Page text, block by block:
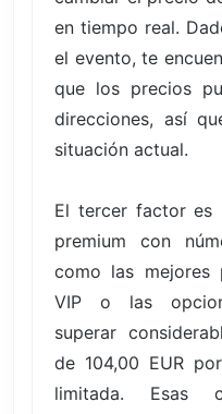
en tiempo real.
el evento, te
que los precios
direcciones, así
situación actual.
El tercer factor
premium con
como las mejores
VIP o las
superar
de 104,00 EUR
limitada. Esas